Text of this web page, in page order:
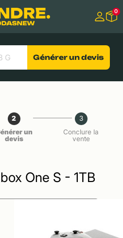
0
Générer un devis
2
un
devis
3
Conclure la
vente
One S - 1TB